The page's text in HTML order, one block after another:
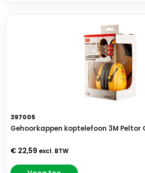
397005
Gehoorkappen koptelefoon 3M Peltor
€ 22,59 excl. BTW